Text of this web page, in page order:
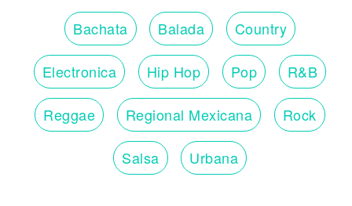
Bachata Balada Country
Electronica Hip Hop Pop R&B
Reggae Regional Mexicana Rock
Salsa Urbana